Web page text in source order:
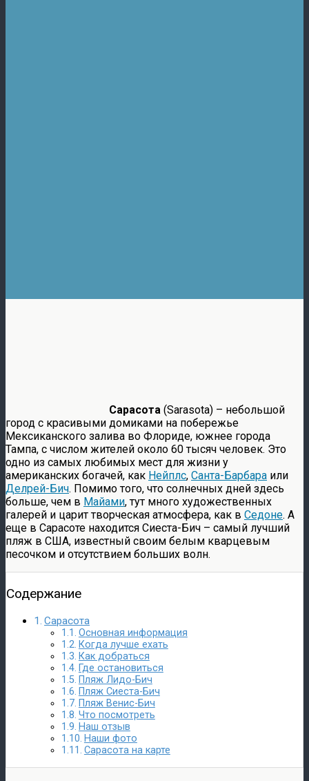
Сарасота (Sarasota) – небольшой
город с красивыми домиками на побережье
Мексиканского залива во Флориде, южнее города
Тампа, с числом жителей около 60 тысяч человек. Это
одно из самых любимых мест для жизни у
американских богачей, как Нейплс, Санта-Барбара или
Делрей-Бич. Помимо того, что солнечных дней здесь
больше, чем в Майами, тут много художественных
галерей и царит творческая атмосфера, как в Седоне. А
еще в Сарасоте находится Сиеста-Бич – самый лучший
пляж в США, известный своим белым кварцевым
песочком и отсутствием больших волн.
Содержание
Сарасота
Основная информация
Когда лучше ехать
Как добраться
Где остановиться
Пляж Лидо-Бич
Пляж Сиеста-Бич
Пляж Венис-Бич
Что посмотреть
Наш отзыв
Наши фото
Сарасота на карте